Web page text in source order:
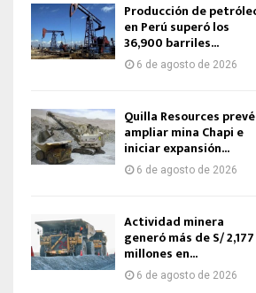
Producción de
en Perú superó los
36,900 barriles...
6 de agosto de 2026
Quilla Resources prevé
ampliar mina Chapi e
iniciar expansión...
6 de agosto de 2026
Actividad minera
generó más de S/ 2,177
millones en...
6 de agosto de 2026